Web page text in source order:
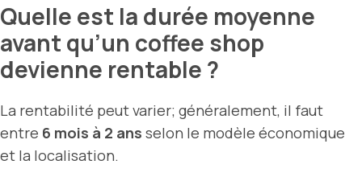
Quelle est la durée moyenne
avant qu’un coffee shop
devienne rentable ?
La rentabilité peut varier; généralement, il faut
entre 6 mois à 2 ans selon le modèle économique
et la localisation.